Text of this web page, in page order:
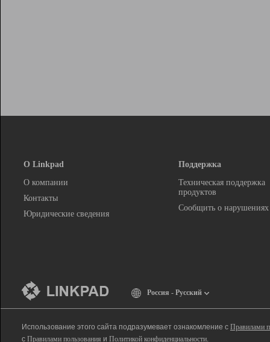
О Linkpad
О компании
Контакты
Юридические сведения
Поддержка
Техническая поддержка
продуктов
Сообщить о нарушениях
Россия - Русский
Использование этого сайта подразумевает ознакомление с Правилами
с Правилами пользования и Политикой конфиденциальности.